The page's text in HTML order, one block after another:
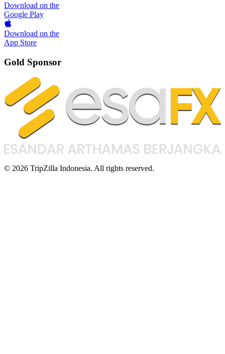
Download on the
Google Play
Download on the
App Store
Gold Sponsor
© 2026 TripZilla Indonesia. All rights reserved.